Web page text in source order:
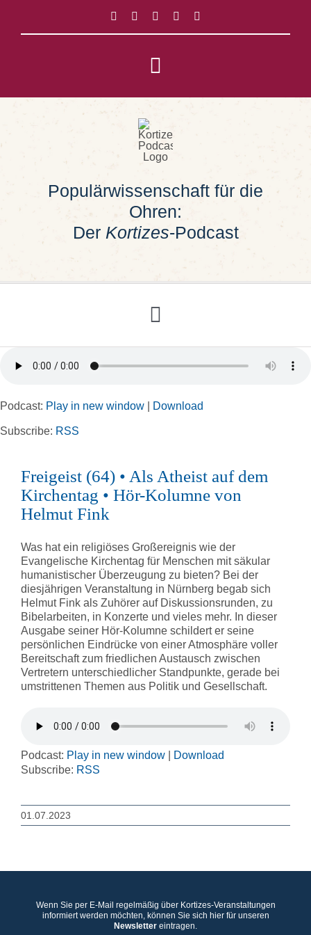
springen
Toggle
Navigation
Impressum
Datenschutz
Populärwissenschaft für die
Ohren:
Der Kortizes-Podcast
Toggle
Navigation
Home
Rubriken
Podcast: Play in new window Download
Subscribe: RSS
Freigeist (64) • Als Atheist auf dem
Kirchentag • Hör-Kolumne von
Helmut Fink
Was hat ein religiöses Großereignis wie der
Evangelische Kirchentag für Menschen mit säkular
humanistischer Überzeugung zu bieten? Bei der
diesjährigen Veranstaltung in Nürnberg begab sich
Helmut Fink als Zuhörer auf Diskussionsrunden, zu
Bibelarbeiten, in Konzerte und vieles mehr. In dieser
Ausgabe seiner Hör-Kolumne schildert er seine
persönlichen Eindrücke von einer Atmosphäre voller
Bereitschaft zum friedlichen Austausch zwischen
Vertretern unterschiedlicher Standpunkte, gerade bei
umstrittenen Themen aus Politik und Gesellschaft.
Podcast: Play in new window
Download
Subscribe: RSS
01.07.2023
Wenn Sie per E-Mail regelmäßig über Kortizes-Veranstaltungen
informiert werden möchten, können Sie sich hier für unseren
Newsletter eintragen.